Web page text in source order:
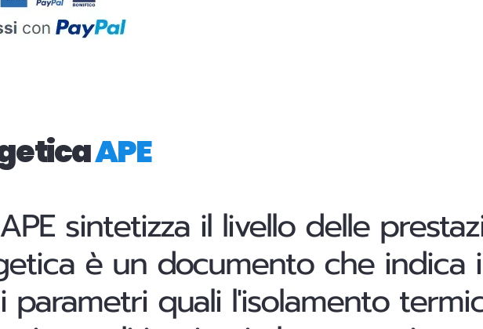
APE
sintetizza il livello delle
è un documento che indica
quali l'isolamento